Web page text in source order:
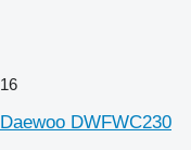
16
Daewoo DWFWC230